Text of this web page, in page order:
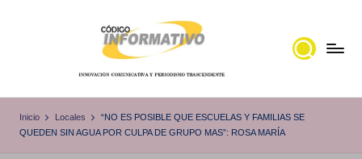
ó
noticias
Inicio Locales
“NO ES POSIBLE QUE ESCUELAS Y FAMILIAS SE
QUEDEN SIN AGUA POR CULPA DE GRUPO MAS”: ROSA MARÍA